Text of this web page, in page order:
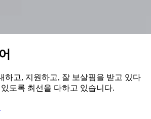
하고, 지원하고, 잘 보살핌을 받고 있다
도록 최선을 다하고 있습니다.